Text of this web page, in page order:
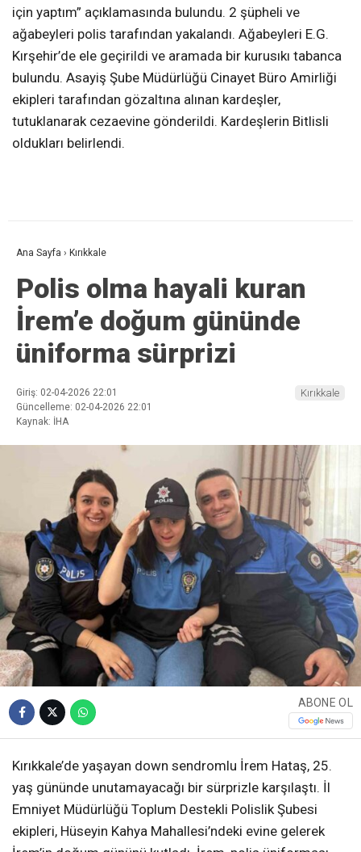
için yaptım” açıklamasında bulundu. 2 şüpheli ve
ağabeyleri polis tarafından yakalandı. Ağabeyleri E.G.
Kırşehir’de ele geçirildi ve aramada bir kurusıkı tabanca
bulundu. Asayiş Şube Müdürlüğü Cinayet Büro Amirliği
ekipleri tarafından gözaltına alınan kardeşler,
tutuklanarak cezaevine gönderildi. Kardeşlerin Bitlisli
oldukları belirlendi.
Ana Sayfa › Kırıkkale
Polis olma hayali kuran
İrem’e doğum gününde
üniforma sürprizi
Giriş: 02-04-2026 22:01
Güncelleme: 02-04-2026 22:01
Kaynak: İHA
Kırıkkale
ABONE OL
Kırıkkale’de yaşayan down sendromlu İrem Hataş, 25.
yaş gününde unutamayacağı bir sürprizle karşılaştı. İl
Emniyet Müdürlüğü Toplum Destekli Polislik Şubesi
ekipleri, Hüseyin Kahya Mahallesi’ndeki evine gelerek